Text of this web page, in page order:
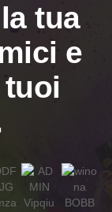
tua
e